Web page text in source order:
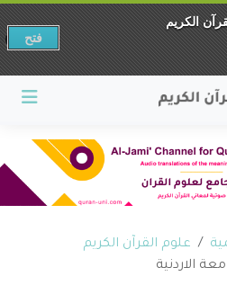
علوم القرآن الكريم
الاردنية
الكريم
فتح